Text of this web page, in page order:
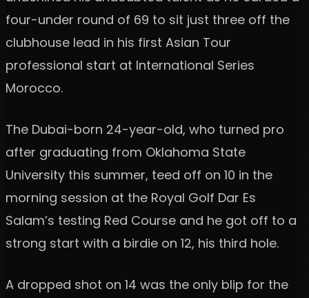
four-under round of 69 to sit just three off the
clubhouse lead in his first Asian Tour
professional start at International Series
Morocco.
The Dubai-born 24-year-old, who turned pro
after graduating from Oklahoma State
University this summer, teed off on 10 in the
morning session at the Royal Golf Dar Es
Salam’s testing Red Course and he got off to a
strong start with a birdie on 12, his third hole.
A dropped shot on 14 was the only blip for the